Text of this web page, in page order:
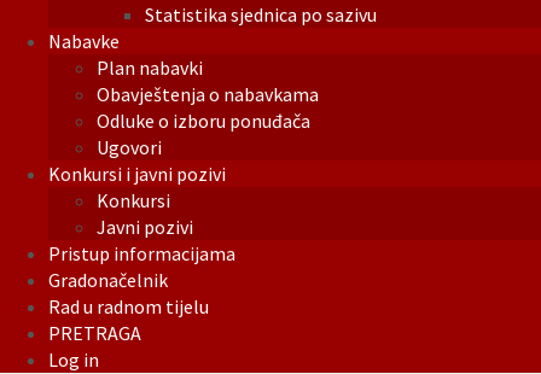
Statistika sjednica po sazivu
Nabavke
Plan nabavki
Obavještenja o nabavkama
Odluke o izboru ponuđača
Ugovori
Konkursi i javni pozivi
Konkursi
Javni pozivi
Pristup informacijama
Gradonačelnik
Rad u radnom tijelu
PRETRAGA
Log in